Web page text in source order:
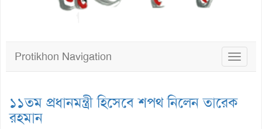
Toggle
Protikhon Navigation
১১তম প্রধানমন্ত্রী হিসেবে শপথ নিলেন তারেক
রহমান